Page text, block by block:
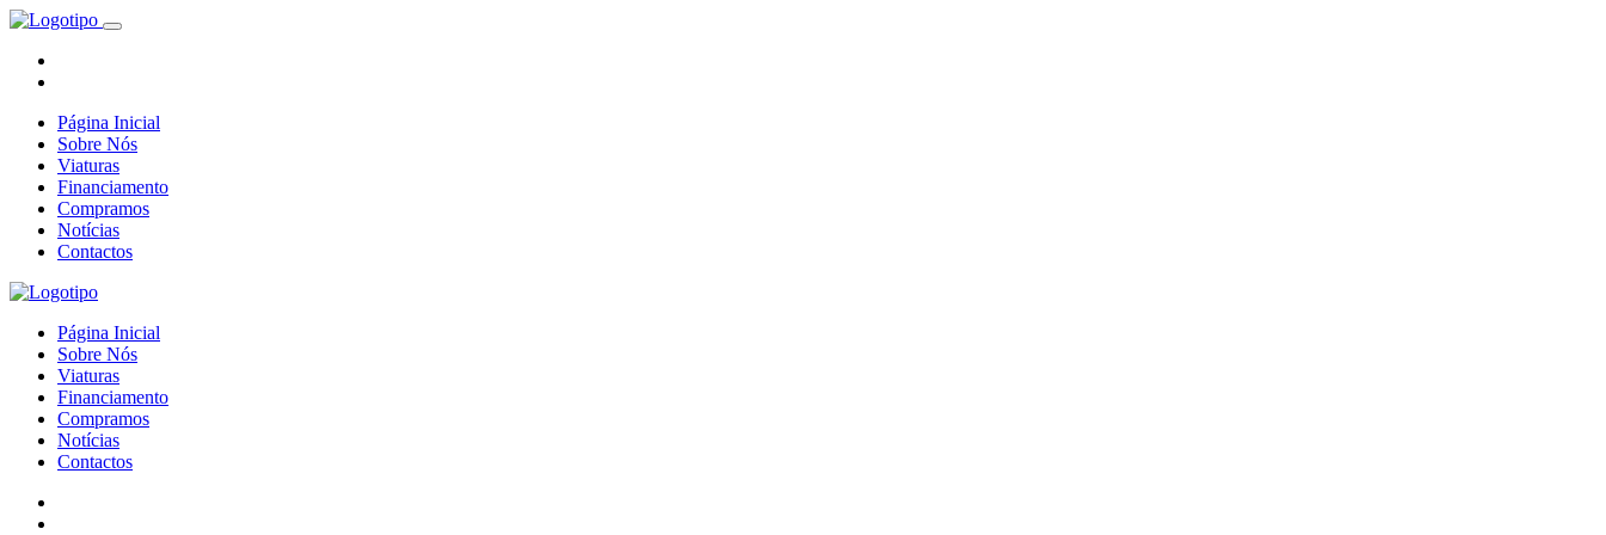
Página Inicial
Sobre Nós
Viaturas
Financiamento
Compramos
Notícias
Contactos
Página Inicial
Sobre Nós
Viaturas
Financiamento
Compramos
Notícias
Contactos